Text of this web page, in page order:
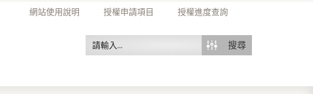
網站使用說明 授權申請項目 授權進度查詢
搜尋